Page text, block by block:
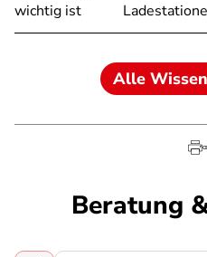
wichtig ist
Alle
Beratung